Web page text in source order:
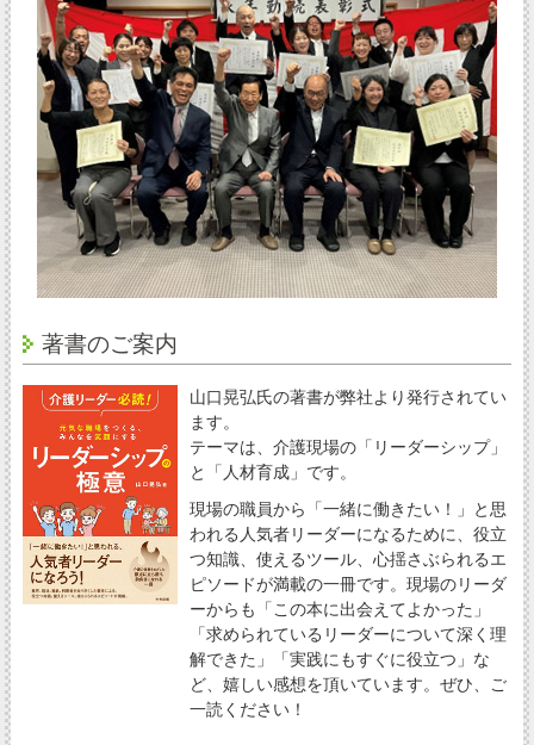
著書のご案内
山口晃弘氏の著書が弊社より発行されてい
ます。
テーマは、介護現場の「リーダーシップ」
と「人材育成」です。
現場の職員から「一緒に働きたい！」と思
われる人気者リーダーになるために、役立
つ知識、使えるツール、心揺さぶられるエ
ピソードが満載の一冊です。現場のリーダ
ーからも「この本に出会えてよかった」
「求められているリーダーについて深く理
解できた」「実践にもすぐに役立つ」な
ど、嬉しい感想を頂いています。ぜひ、ご
一読ください！